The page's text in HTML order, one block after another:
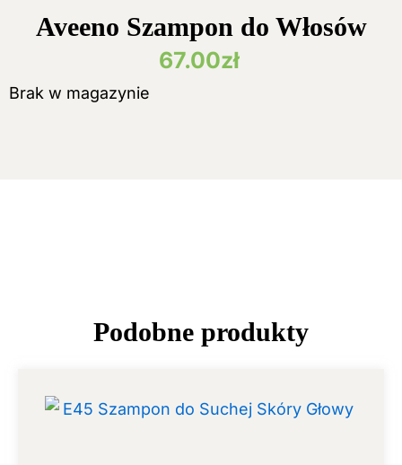
Aveeno Szampon do Włosów
67.00zł
Brak w magazynie
Podobne produkty